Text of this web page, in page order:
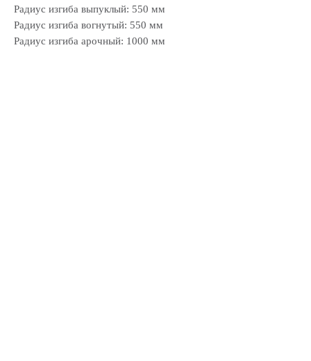
Радиус изгиба выпуклый: 550 мм
Радиус изгиба вогнутый: 550 мм
Радиус изгиба арочный: 1000 мм